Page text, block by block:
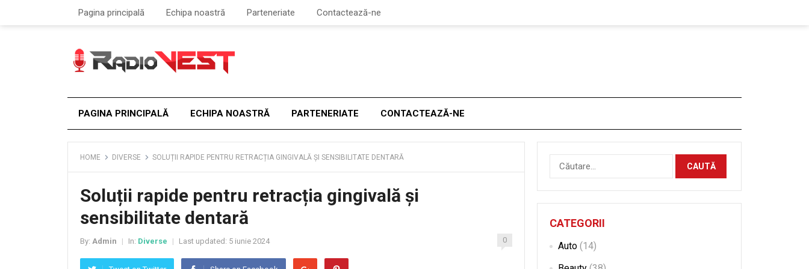
Pagina principală Echipa noastră Parteneriate Contactează-ne
PAGINA PRINCIPALĂ ECHIPA NOASTRĂ PARTENERIATE CONTACTEAZĂ-NE
HOME DIVERSE SOLUȚII RAPIDE PENTRU RETRACȚIA GINGIVALĂ ȘI SENSIBILITATE DENTARĂ
Soluții rapide pentru retracția gingivală și
sensibilitate dentară
By: Admin In: Diverse Last updated: 5 iunie 2024 0
Caută
după:
CATEGORII
Auto (14)